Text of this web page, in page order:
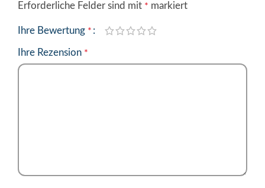
Erforderliche Felder sind mit * markiert
Ihre Bewertung *
Ihre Rezension *